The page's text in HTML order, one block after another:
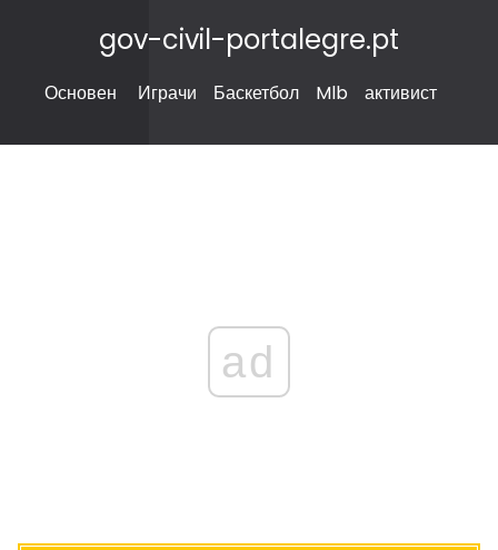
gov-civil-portalegre.pt
Основен Играчи Баскетбол Mlb активист
ad